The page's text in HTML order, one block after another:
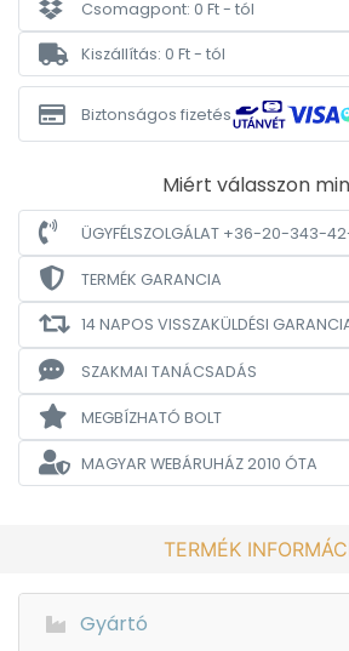
Csomagpont: 0 Ft - tól
Kiszállítás: 0 Ft - tól
Biztonságos fizetés
Miért válasszon
ÜGYFÉLSZOLGÁLAT +36-20-343-
TERMÉK GARANCIA
14 NAPOS VISSZAKÜLDÉSI
SZAKMAI TANÁCSADÁS
MEGBÍZHATÓ BOLT
MAGYAR WEBÁRUHÁZ2010 ÓTA
TERMÉK
Gyártó